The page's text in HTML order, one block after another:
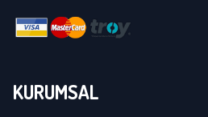
KURUMSAL